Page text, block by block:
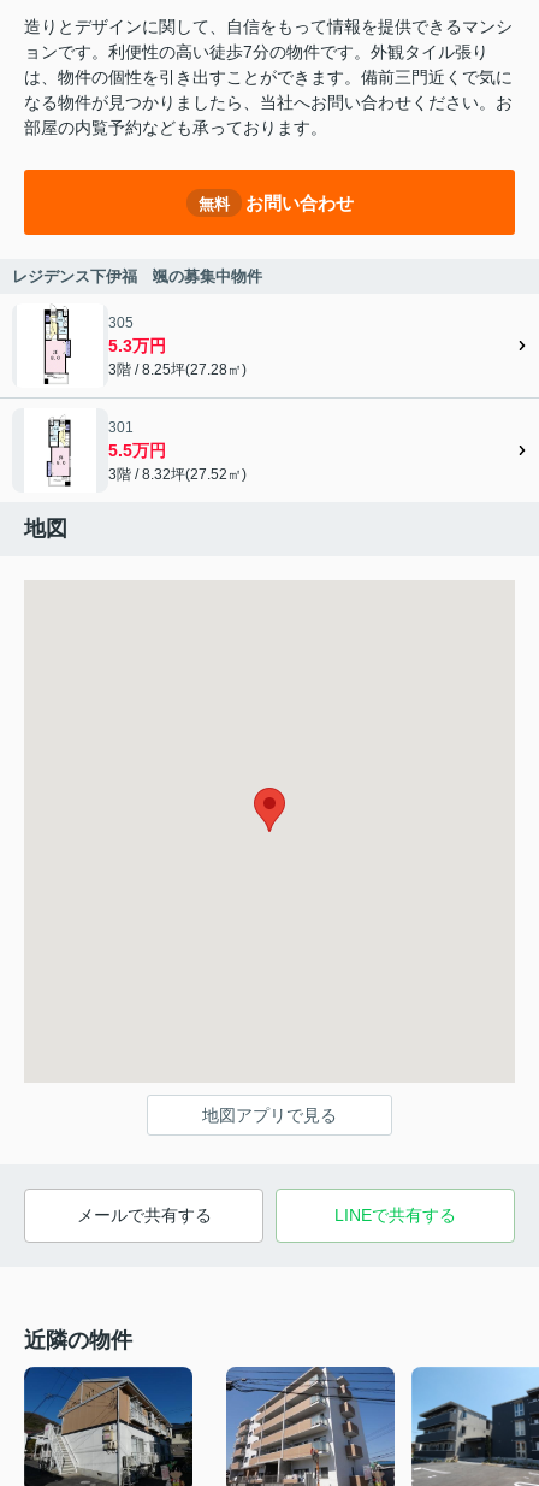
造りとデザインに関して、自信をもって情報を提供できるマンシ
ョンです。利便性の高い徒歩7分の物件です。外観タイル張り
は、物件の個性を引き出すことができます。備前三門近くで気に
なる物件が見つかりましたら、当社へお問い合わせください。お
部屋の内覧予約なども承っております。
無料 お問い合わせ
レジデンス下伊福 颯の募集中物件
305
5.3万円
3階 / 8.25坪(27.28㎡)
301
5.5万円
3階 / 8.32坪(27.52㎡)
地図
地図アプリで見る
メールで共有する LINEで共有する
近隣の物件